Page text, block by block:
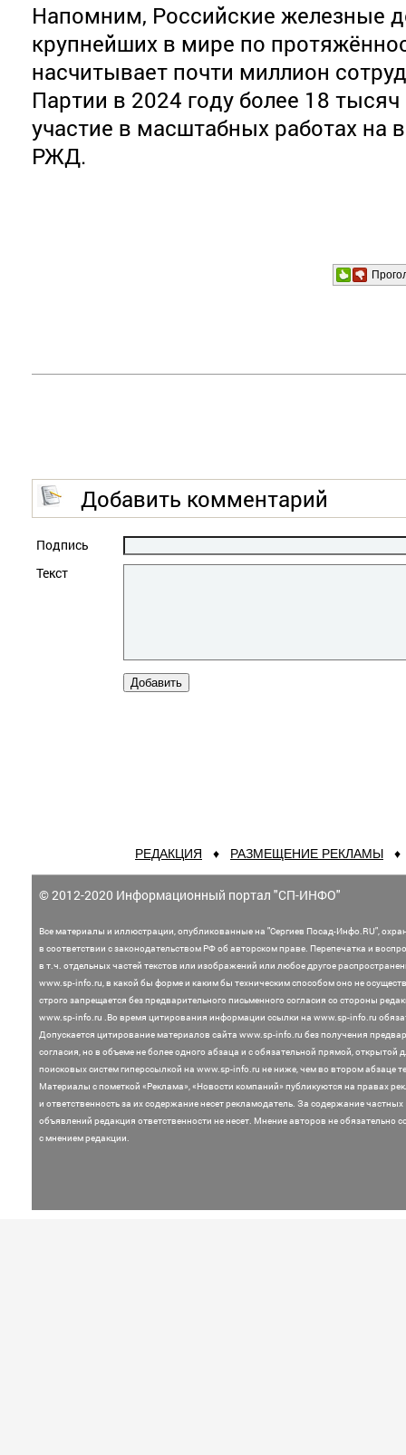
Напомним, Российские железные
крупнейших в мире по
насчитывает почти миллион
Партии в 2024 году более 18
участие в масштабных работах на
РЖД.
Добавить комментарий
Подпись
Текст
РЕДАКЦИЯ ♦ РАЗМЕЩЕНИЕ РЕКЛАМЫ
© 2012-2020 Информационный портал "СП-ИНФО"
Все материалы и иллюстрации,опубликованные на "Сергиев Посад-Инфо.RU",
в соответствии с законодательством РФ об авторском праве. Перепечатка и
в т.ч. отдельных частей текстов или изображений или любое другое
www.sp-info.ru, в какой бы форме и каким бы техническим способом оно не
строго запрещается без предварительного письменного согласия со стороны
www.sp-info.ru .Во время цитирования информации ссылки на www.sp-info.ru
Допускается цитирование материалов сайта www.sp-info.ru без получения
согласия, но в объеме не более одного абзаца и с обязательной прямой, открытой
поисковых систем гиперссылкой на www.sp-info.ru не ниже, чем во втором абзаце
Материалы с пометкой «Реклама», «Новости компаний» публикуются на правах
и ответственность за их содержание несет рекламодатель. За содержание частных
объявлений редакция ответственности не несет. Мнениеавторов не обязательно
с мнением редакции.